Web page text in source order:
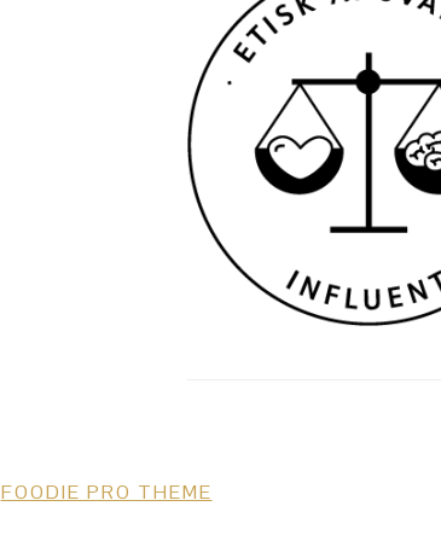
FOODIE PRO THEME